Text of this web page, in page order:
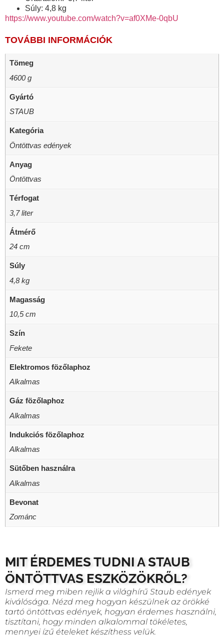
Súly: 4,8 kg
https://www.youtube.com/watch?v=af0XMe-0qbU
TOVÁBBI INFORMÁCIÓK
Tömeg
4600 g
Gyártó
STAUB
Kategória
Öntöttvas edények
Anyag
Öntöttvas
Térfogat
3,7 liter
Átmérő
24 cm
Súly
4,8 kg
Magasság
10,5 cm
Szín
Fekete
Elektromos fözőlaphoz
Alkalmas
Gáz fözőlaphoz
Alkalmas
Indukciós fözőlaphoz
Alkalmas
Sütőben használra
Alkalmas
Bevonat
Zománc
MIT ÉRDEMES TUDNI A STAUB
ÖNTÖTTVAS ESZKÖZÖKRŐL?
Ismerd meg miben rejlik a világhírű Staub edények
kiválósága. Nézd meg hogyan készülnek az örökké
tartó öntöttvas edények, hogyan érdemes használni,
tisztítani, hogy minden alkalommal tökéletes,
mennyei ízű ételeket készíthess velük.